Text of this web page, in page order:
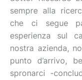
sempre alla
che ci segue
esperienza sul
nostra azienda,
punto d’arrivo,
spronarci -